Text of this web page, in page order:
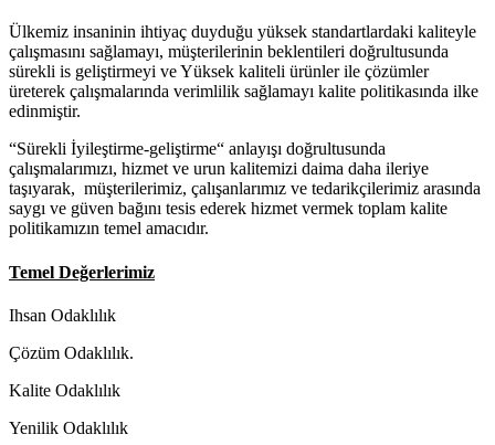
Ülkemiz insaninin ihtiyaç duyduğu yüksek standartlardaki kaliteyle
çalışmasını sağlamayı, müşterilerinin beklentileri doğrultusunda
sürekli is geliştirmeyi ve Yüksek kaliteli ürünler ile çözümler
üreterek çalışmalarında verimlilik sağlamayı kalite politikasında ilke
edinmiştir.
“Sürekli İyileştirme-geliştirme“ anlayışı doğrultusunda
çalışmalarımızı, hizmet ve urun kalitemizi daima daha ileriye
taşıyarak, müşterilerimiz, çalışanlarımız ve tedarikçilerimiz arasında
saygı ve güven bağını tesis ederek hizmet vermek toplam kalite
politikamızın temel amacıdır.
Temel Değerlerimiz
Ihsan Odaklılık
Çözüm Odaklılık.
Kalite Odaklılık
Yenilik Odaklılık